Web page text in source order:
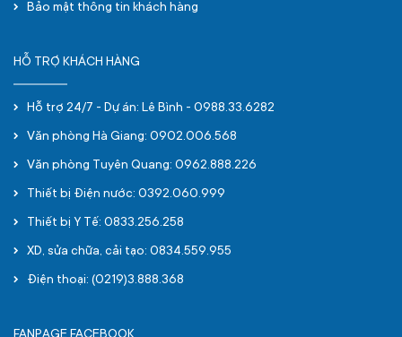
Bảo mật thông tin khách hàng
HỖ TRỢ KHÁCH HÀNG
Hỗ trợ 24/7 - Dự án: Lê Bình - 0988.33.6282
Văn phòng Hà Giang: 0902.006.568
Văn phòng Tuyên Quang: 0962.888.226
Thiết bị Điện nước: 0392.060.999
Thiết bị Y Tế: 0833.256.258
XD, sửa chữa, cải tạo: 0834.559.955
Điện thoại: (0219)3.888.368